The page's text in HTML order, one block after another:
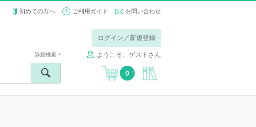
初めての方へ ご利用ガイド お問い合わせ
ログイン／新規登録
ようこそ、ゲストさん
詳細検索
0